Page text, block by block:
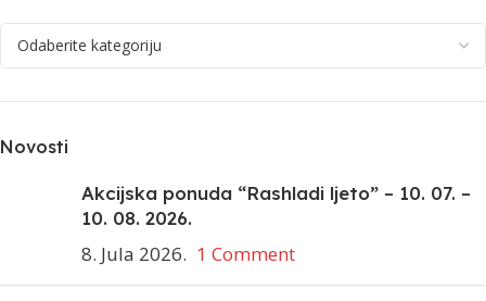
Novosti
Akcijska ponuda “Rashladi ljeto” – 10. 07. –
10. 08. 2026.
8. Jula 2026. 1 Comment